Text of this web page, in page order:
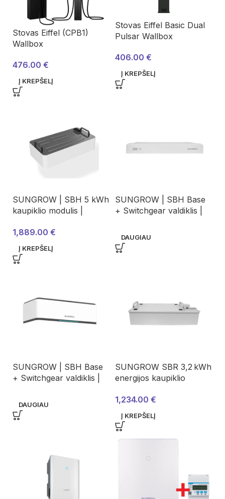
Stovas Eiffel (CPB1)
Wallbox
476.00 €
Į KREPŠELĮ
Stovas Eiffel Basic Dual
Pulsar Wallbox
406.00 €
Į KREPŠELĮ
SUNGROW | SBH 5 kWh
kaupiklio modulis |
1,889.00 €
Į KREPŠELĮ
SUNGROW | SBH Base
+ Switchgear valdiklis |
DAUGIAU
SUNGROW | SBH Base
+ Switchgear valdiklis |
DAUGIAU
SUNGROW SBR 3,2 kWh
energijos kaupiklio
LiFePO4 V13.2)
1,234.00 €
Į KREPŠELĮ